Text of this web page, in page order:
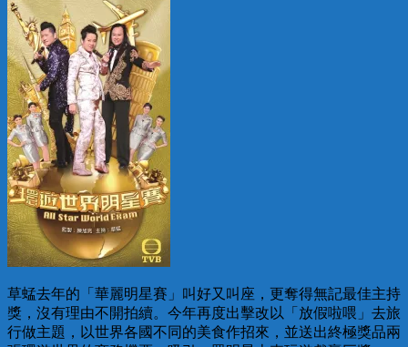
草蜢去年的「華麗明星賽」叫好又叫座，更奪得無記最佳主持
獎，沒有理由不開拍續。今年再度出擊改以「放假啦喂」去旅
行做主題，以世界各國不同的美食作招來，並送出終極獎品兩